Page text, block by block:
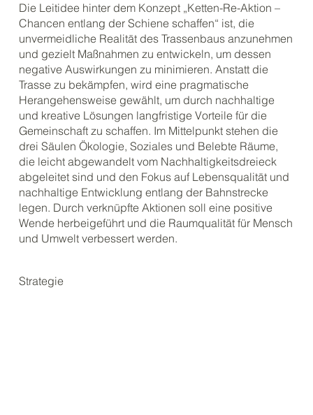
Die Leitidee hinter dem Konzept „Ketten-Re-Aktion –
Chancen entlang der Schiene schaffen“ ist, die
unvermeidliche Realität des Trassenbaus anzunehmen
und gezielt Maßnahmen zu entwickeln, um dessen
negative Auswirkungen zu minimieren. Anstatt die
Trasse zu bekämpfen, wird eine pragmatische
Herangehensweise gewählt, um durch nachhaltige
und kreative Lösungen langfristige Vorteile für die
Gemeinschaft zu schaffen. Im Mittelpunkt stehen die
drei Säulen Ökologie, Soziales und Belebte Räume,
die leicht abgewandelt vom Nachhaltigkeitsdreieck
abgeleitet sind und den Fokus auf Lebensqualität und
nachhaltige Entwicklung entlang der Bahnstrecke
legen. Durch verknüpfte Aktionen soll eine positive
Wende herbeigeführt und die Raumqualität für Mensch
und Umwelt verbessert werden.
Strategie